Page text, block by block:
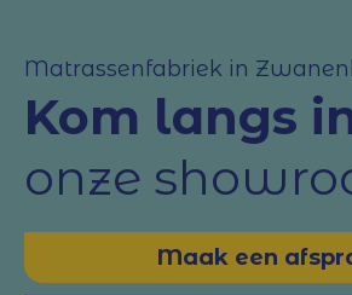
Matrassenfabriek in
Kom langs
onze
Maak een